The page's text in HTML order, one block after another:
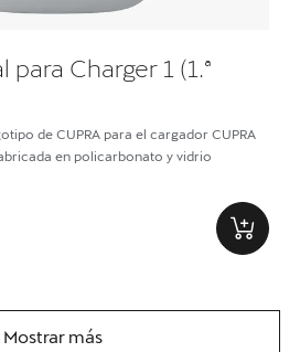
Charger 1 (1.ª
de CUPRA para el cargador CUPRA
en policarbonato y vidrio
Mostrar más